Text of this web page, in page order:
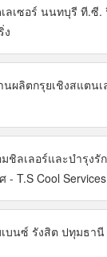
ลเซอร์ นนทบุรี ที.ซี.
ง
นผลิตกรุยเชิงสแตน
ชิลเลอร์และบำรุงรั
- T.S Cool Services
บนซ์ รังสิต ปทุมธานี